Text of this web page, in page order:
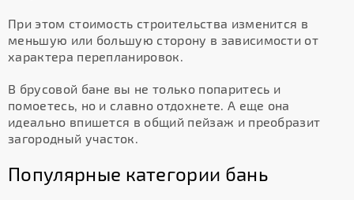
При этом стоимость строительства изменится в
меньшую или большую сторону в зависимости от
характера перепланировок.
В брусовой бане вы не только попаритесь и
помоетесь, но и славно отдохнете. А еще она
идеально впишется в общий пейзаж и преобразит
загородный участок.
Популярные категории бань